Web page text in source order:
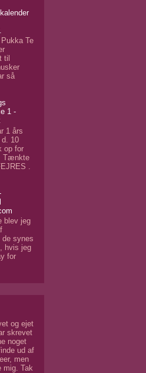
Te
til
så
1 -
1 års
10
op for
Tænkte
.
blev jeg
de synes
hvis jeg
for
og ejet
skrevet
noget
ud af
men
mig. Tak